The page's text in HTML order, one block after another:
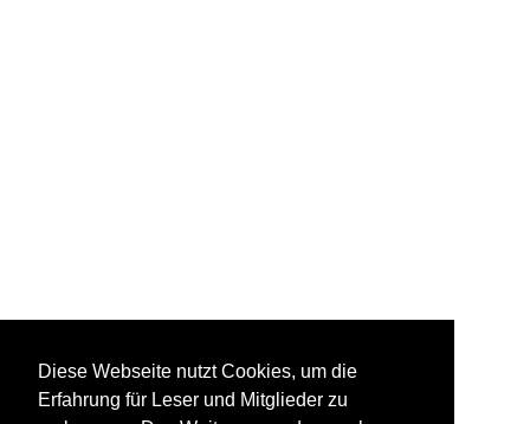
Diese Webseite nutzt Cookies, um die
Erfahrung für Leser und Mitglieder zu